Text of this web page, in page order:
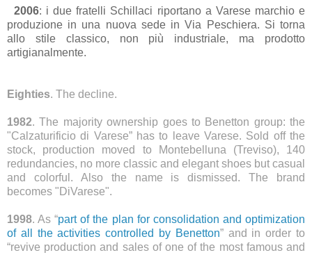
2006: i due fratelli Schillaci riportano a Varese marchio e
produzione in una nuova sede in Via Peschiera. Si torna
allo stile classico, non più industriale, ma prodotto
artigianalmente.
Eighties. The decline.
1982. The majority ownership goes to Benetton group: the
"Calzaturificio di Varese” has to leave Varese. Sold off the
stock, production moved to Montebelluna (Treviso), 140
redundancies, no more classic and elegant shoes but casual
and colorful. Also the name is dismissed. The brand
becomes "DiVarese".
1998. As “part of the plan for consolidation and optimization
of all the activities controlled by Benetton” and in order to
“revive production and sales of one of the most famous and